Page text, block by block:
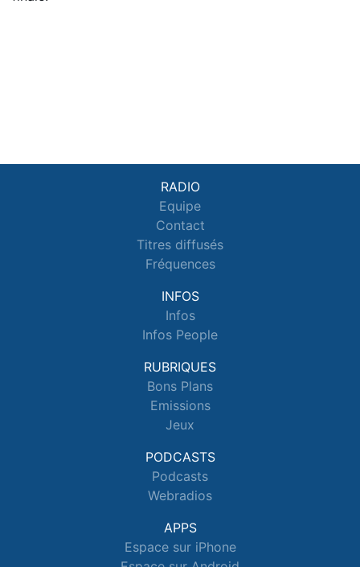
RADIO
Equipe
Contact
Titres diffusés
Fréquences
INFOS
Infos
Infos People
RUBRIQUES
Bons Plans
Emissions
Jeux
PODCASTS
Podcasts
Webradios
APPS
Espace sur iPhone